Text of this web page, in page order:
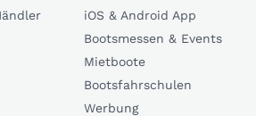
iOS & Android App
Bootsmessen & Events
Mietboote
Bootsfahrschulen
Werbung